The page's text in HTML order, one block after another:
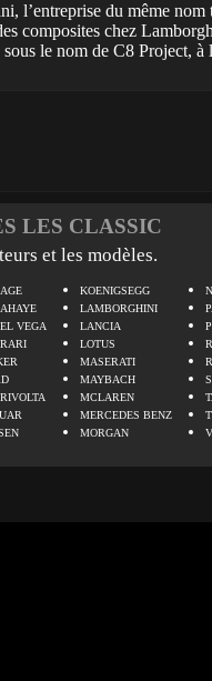
l’entreprise du même
composites chez
le nom de C8 Project, à
LES CLASSIC
et les modèles.
VEGA
KOENIGSEGG
LAMBORGHINI
LANCIA
LOTUS
MASERATI
MAYBACH
MCLAREN
MERCEDES BENZ
MORGAN